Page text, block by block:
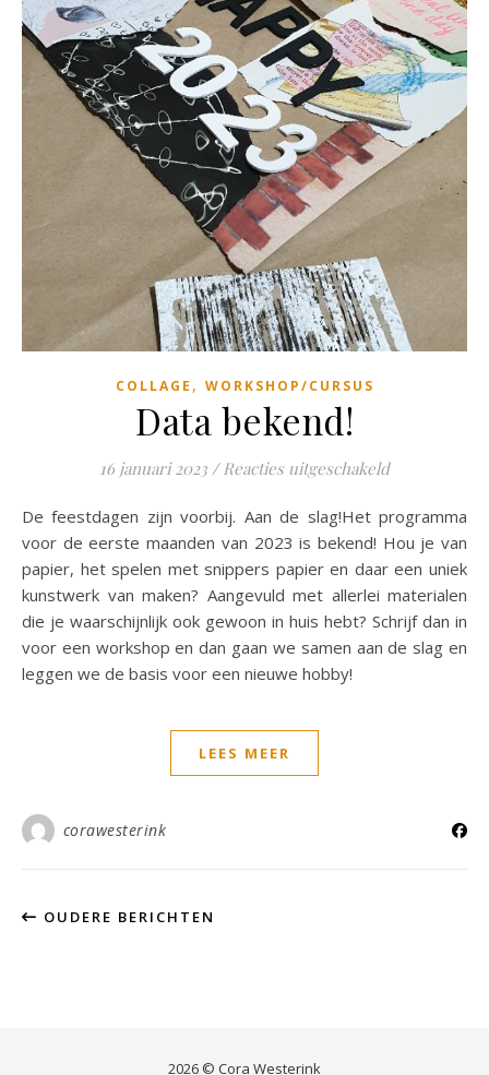
COLLAGE , WORKSHOP/CURSUS
Data bekend!
16 januari 2023 / Reacties uitgeschakeldvoor Data
De feestdagen zijn voorbij. Aan de slag!Het programma
voor de eerste maanden van 2023 is bekend! Hou je van
papier, het spelen met snippers papier en daar een uniek
kunstwerk van maken? Aangevuld met allerlei materialen
die je waarschijnlijk ook gewoon in huis hebt? Schrijf dan in
voor een workshop en dan gaan we samen aan de slag en
leggen we de basis voor een nieuwe hobby!
LEES MEER
corawesterink
OUDERE BERICHTEN
2026 © Cora Westerink